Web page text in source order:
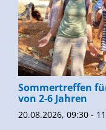
Sommertreffen
von 2-6 Jahren
20.08.2026, 09:30 -